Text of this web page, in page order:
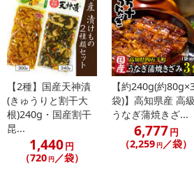
伝票番号がマイページに表示されない場
【配送日時の指定について】
※配送日時の指定が可能な商品の場合、
配送日、配送時間が異なる可能性がござ
カート機能をご利用の場合は、配送日時
ん。
発送日カレンダー
【2種】国産天神漬
(きゅうりと割干大
根)240g・国産割干
昆...
1,440円
（720 円／袋）
【約240g(約
袋)】高知県産 高級
うなぎ蒲焼きざ...
6,777円
（2,259 円／袋）